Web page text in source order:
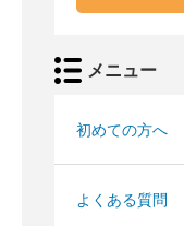
メニュー
初めての方へ
よくある質問